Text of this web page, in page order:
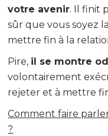
votre avenir. Il finit
sûr que vous soyez
mettre fin à la
Pire, il se montre
volontairement
rejeter et à mettre
Comment faire
?